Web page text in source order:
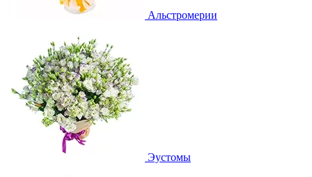
Альстромерии
Эустомы